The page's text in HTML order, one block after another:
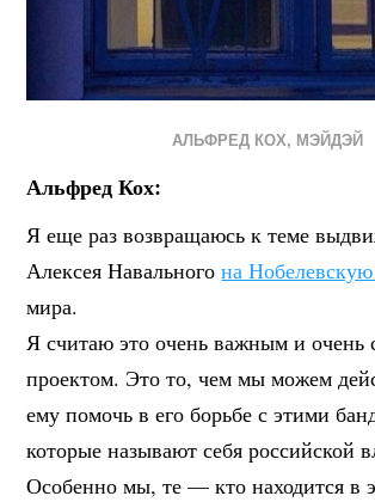
АЛЬФРЕД КОХ, МЭЙДЭЙ
Альфред Кох:
Я еще раз возвращаюсь к теме
Алексея Навальногона
мира.
Я считаю это очень важным и очень
проектом. Это то, чем мы можем
ему помочь в его борьбе с этими
которые называют себя российской
Особенно мы, те — кто находится в